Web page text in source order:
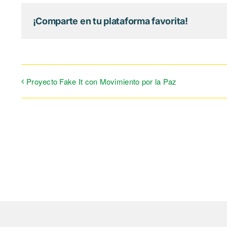
¡Comparte en tu plataforma favorita!
Proyecto Fake It con Movimiento por la Paz